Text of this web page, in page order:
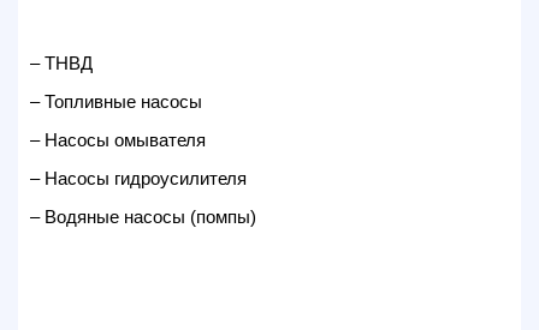
– ТНВД
– Топливные насосы
– Насосы омывателя
– Насосы гидроусилителя
– Водяные насосы (помпы)